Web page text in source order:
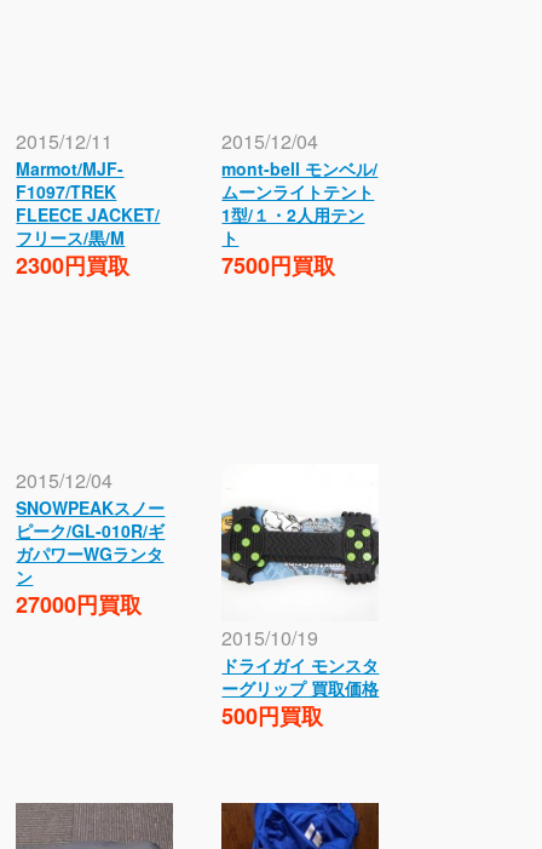
2015/12/11
Marmot/MJF-
F1097/TREK
FLEECE JACKET/
フリース/黒/M
2300円買取
2015/12/04
mont-bell モンベル/
ムーンライトテント
1型/１・2人用テン
ト
7500円買取
2015/12/04
SNOWPEAKスノー
ピーク/GL-010R/ギ
ガパワーWGランタ
ン
27000円買取
2015/10/19
ドライガイ モンスタ
ーグリップ 買取価格
500円買取